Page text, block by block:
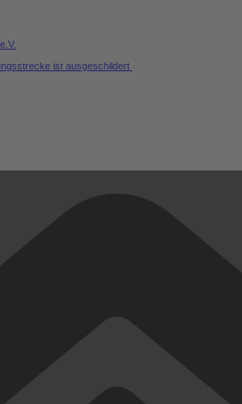
ist ausgeschildert